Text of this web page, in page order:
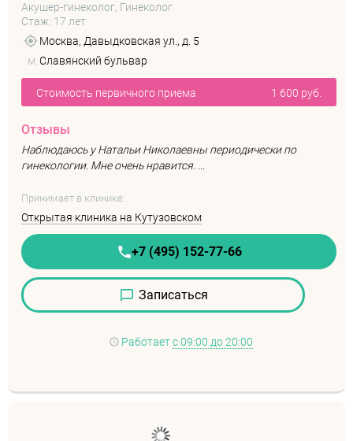
Акушер-гинеколог, Гинеколог
Стаж: 17 лет
Москва, Давыдковская ул., д. 5
м. Славянский бульвар
Стоимость первичного приема 1 600 руб.
Отзывы
Наблюдаюсь у Натальи Николаевны периодически по
гинекологии. Мне очень нравится. ...
Принимает в клинике:
Открытая клиника на Кутузовском
+7 (495) 152-77-66
Записаться
Работает с 09:00 до 20:00